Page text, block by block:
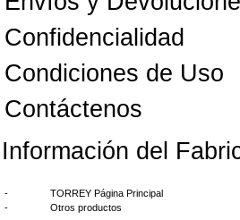
Confidencialidad
Condiciones de Uso
Contáctenos
Información del
-
TORREY Página Principal
-
Otros productos